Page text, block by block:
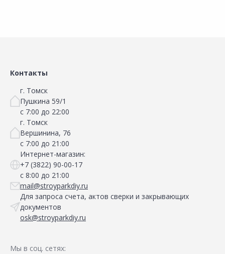
Контакты
г. Томск
Пушкина 59/1
с 7:00 до 22:00
г. Томск
Вершинина, 76
с 7:00 до 21:00
Интернет-магазин:
+7 (3822) 90-00-17
с 8:00 до 21:00
mail@stroyparkdiy.ru
Для запроса счета, актов сверки и закрывающих
документов
osk@stroyparkdiy.ru
Мы в соц. сетях: